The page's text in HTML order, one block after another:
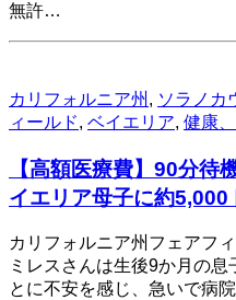
無許…
カリフォルニア州 , ソラノカ
ィールド, ベイエリア, 健康
【高額医療費】90分
イエリア母子に約5,000
カリフォルニア州フェアフ
ミレスさんは生後9か月の
とに不安を感じ、急いで病